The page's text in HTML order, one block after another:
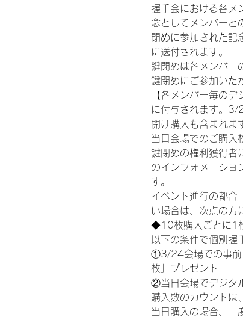
握手会における各メ
念としてメンバーと
閉めに参加された記
に送付されます。
鍵閉めは各メンバー
鍵閉めにご参加いた
【各メンバー毎のデ
に付与されます。3/
開け購入も含まれま
当日会場でのご購入
鍵閉めの権利獲得者
のインフォメーショ
す。
イベント進行の都合
い場合は、次点の方
◆10枚購入ごとに1
以下の条件で個別握
①3/24会場での事前
枚」プレゼント
②当日会場でデジタ
購入数のカウントは
当日購入の場合、一